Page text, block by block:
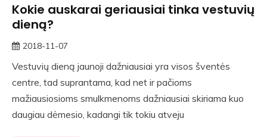
Kokie auskarai geriausiai tinka vestuvių
dieną?
2018-11-07
Vestuvių dieną jaunoji dažniausiai yra visos šventės
centre, tad suprantama, kad net ir pačioms
mažiausiosioms smulkmenoms dažniausiai skiriama kuo
daugiau dėmesio, kadangi tik tokiu atveju